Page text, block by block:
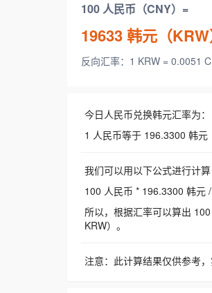
100 人民币（CNY）=
19633韩元（KRW
反向汇率：1 KRW = 0.0051
今日人民币兑换韩元汇率为：
1 人民币等于 196.3300 韩元
我们可以用以下公式进行计算
100 人民币 * 196.3300 韩元
所以，根据汇率可以算出
KRW）。
注意：此计算结果仅供参考